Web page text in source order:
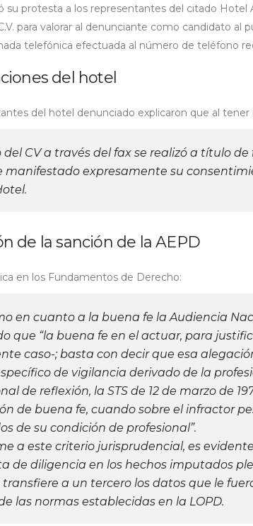
su protesta a los representantes del citado Hotel
para valorar al denunciante como candidato
telefónica efectuada al número de teléfono
del hotel
del hotel denunciado explicaron que al
del CV a través del fax se realizó a título
manifestado expresamente su
de la sanción de la AEPD
en los Fundamentos de Derecho:
en cuanto a la buena fe la Audiencia
que “la buena fe en el actuar, para
caso-; basta con decir que esa
de vigilancia derivado de la
de reflexión, la STS de 12 de marzo de
de buena fe, cuando sobre el infractor
de su condición de profesional”.
a este criterio jurisprudencial, es
de diligencia en los hechos imputados
transfiere a un tercero los datos que le
las normas establecidas en la LOPD.